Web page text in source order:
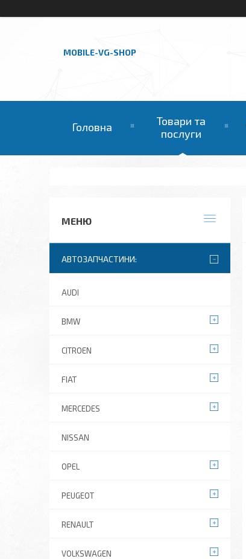
MOBILE-VG-SHOP
Головна
Товари та
послуги
АВТОЗАПЧАСТИНИ:
AUDI
BMW
CITROEN
FIAT
MERCEDES
NISSAN
OPEL
PEUGEOT
RENAULT
VOLKSWAGEN